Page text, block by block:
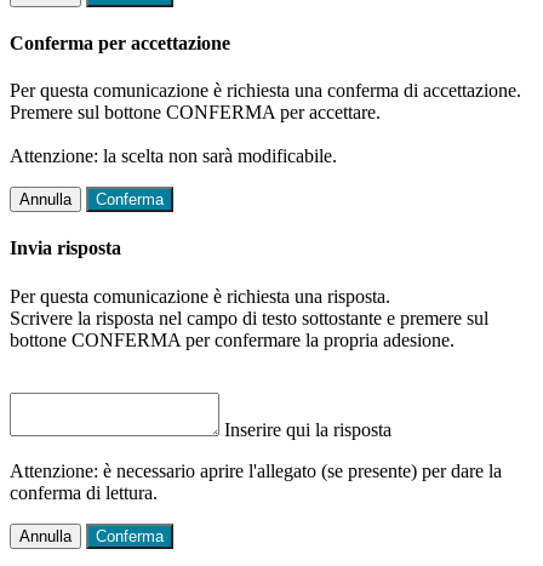
Conferma per accettazione
Per questa comunicazione è richiesta una conferma di accettazione.
Premere sul bottone CONFERMA per accettare.
Attenzione: la scelta non sarà modificabile.
Annulla Conferma
Invia risposta
Per questa comunicazione è richiesta una risposta.
Scrivere la risposta nel campo di testo sottostante e premere sul
bottone CONFERMA per confermare la propria adesione.
Inserire qui la risposta
Attenzione: è necessario aprire l'allegato (se presente) per dare la
conferma di lettura.
Annulla Conferma